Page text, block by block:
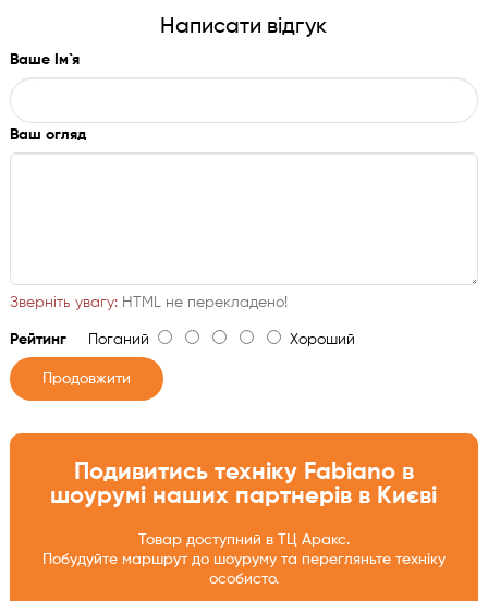
Написати відгук
Ваше Ім`я
Ваш огляд
Зверніть увагу:HTML не перекладено!
РейтингПоганий Хороший
Продовжити
Подивитись техніку Fabiano в
шоурумі наших партнерів в Києві
Товар доступний в ТЦ Аракс.
Побудуйте маршрут до шоуруму та перегляньте техніку
особисто.